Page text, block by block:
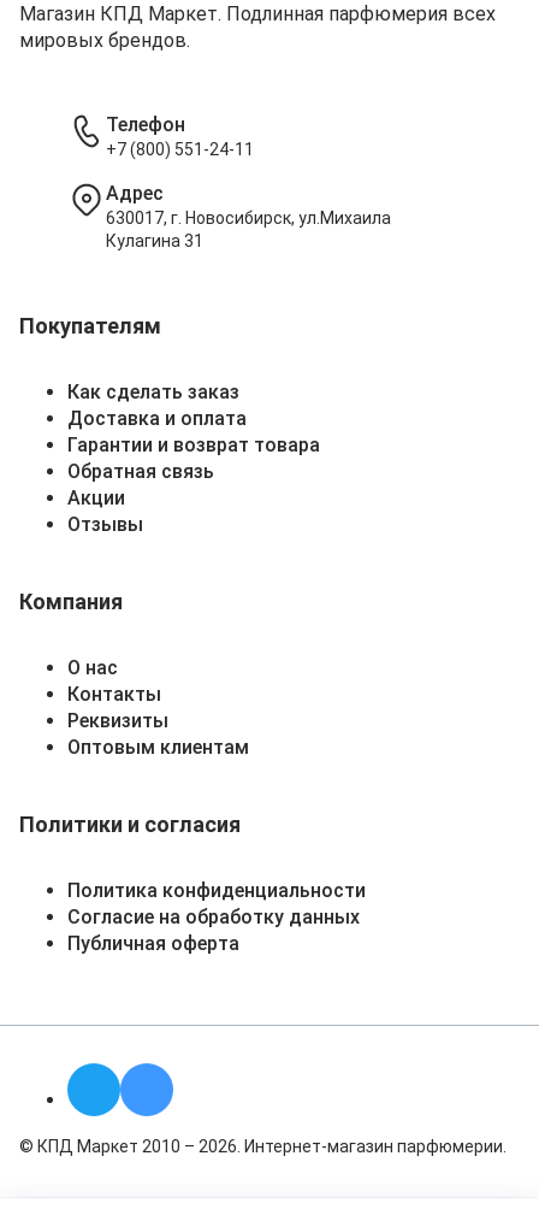
Магазин КПД Маркет. Подлинная парфюмерия всех
мировых брендов.
Покупателям
Как сделать заказ
Доставка и оплата
Гарантии и возврат товара
Обратная связь
Акции
Отзывы
Компания
О нас
Контакты
Реквизиты
Оптовым клиентам
Политики и согласия
Политика конфиденциальности
Согласие на обработку данных
Публичная оферта
Телефон
+7 (800) 551-24-11
Адрес
630017, г. Новосибирск, ул.Михаила
Кулагина 31
© КПД Маркет 2010 – 2026. Интернет-магазин парфюмерии.